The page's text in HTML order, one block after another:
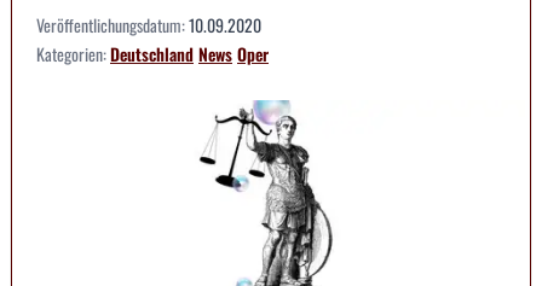
Veröffentlichungsdatum:10.09.2020
Kategorien:DeutschlandNewsOper